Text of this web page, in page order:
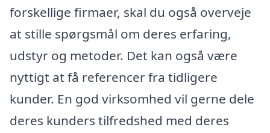
forskellige firmaer, skal du også overveje
at stille spørgsmål om deres erfaring,
udstyr og metoder. Det kan også være
nyttigt at få referencer fra tidligere
kunder. En god virksomhed vil gerne dele
deres kunders tilfredshed med deres